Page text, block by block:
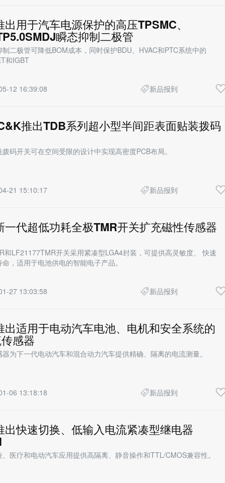
用于汽车电源保护的高压TPSMC、
瞬态抑制二极管
二极管可降低BOM成本，同时保护BDU、HVAC和PTC系统中的
和IGBT
12 16:39:08 新品报到
推出TDB系列超小型半间距表面贴装拨码
码开关可在空间受限的设计中实现高密度PCB布局。
21 15:10:17 新品报到
代超低功耗全极TMR开关扩充磁性传感器
和LF21177TMR开关采用紧凑型LGA4封装，可提供高灵敏度、 快速
，适用于电池供电的智能电子产品。
27 13:03:58 新品报到
适用于电动汽车电池、电机和安全系统的
感器
为下一代电动汽车和混合动力汽车提供精确、隔离的电流测量。
06 13:18:18 新品报到
快速切换、低输入电流紧凑型继电器
医疗和电动汽车应用提供高隔离、静音操作和TTL/CMOS兼容性。